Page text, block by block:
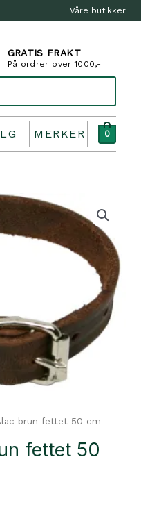
Våre butikker
GRATIS FRAKT
På ordrer over 1000,-
MERKER 0
brun fettet 50 cm
fettet 50